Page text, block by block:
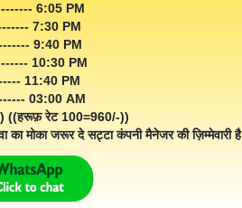
6:05 PM
7:30 PM
------- 9:40 PM
10:30 PM
11:40 PM
03:00 AM
((हरूफ़ रेट 100=960/-))
मोका जरूर दे सट्टा कंपनी मैनेजर की ज़िम्मेवारी है